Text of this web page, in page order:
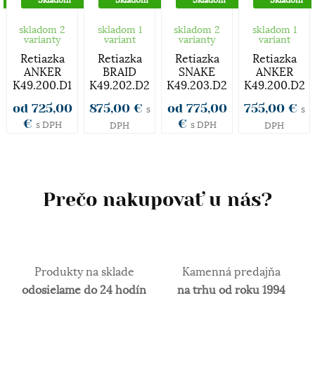
skutočne široká, od rôznych malých decentnejších
až po veľké extravagantné.
Štýl
Rýdzosť zlata
staroveku.Používa sa najmä na výrobu
šperkov.Samotné rýdze zlato je príliš mäkké a
biele zlato. Obsah zlata v klenotníckych zliatinách
alebo rýdzosť sa vyjadruje v karátoch. 14 karátové
skladom 2
varianty
Retiazka
ANKER
K49.200.D1
od 725,00
€ s DPH
skladom 1
variant
Retiazka
BRAID
K49.202.D2
875,00 € s
DPH
skladom 2
varianty
Retiazka
SNAKE
K49.203.D2
od 775,00
€ s DPH
skladom 1
variant
Retiazka
ANKER
K49.200.D2
755,00 € s
DPH
Prečo nakupovať u nás?
Produkty na sklade
odosielame do 24 hodín
Kamenná predajňa
na trhu od roku 1994